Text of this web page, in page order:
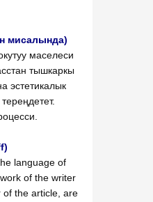
мисалында)
маселеси
тышкаркы
эстетикалык
language of
of the writer
of the article, are